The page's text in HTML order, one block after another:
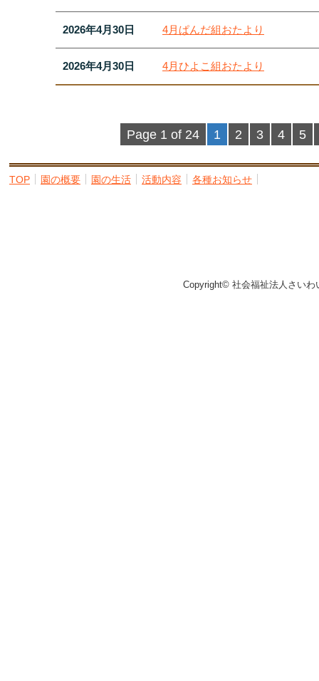
2026年4月30日 4月ぱんだ組おたより
2026年4月30日 4月ひよこ組おたより
Page 1 of 24 1 2 3 4 5
TOP 園の概要 園の生活 活動内容 各種お知らせ
Copyright© 社会福祉法人さい